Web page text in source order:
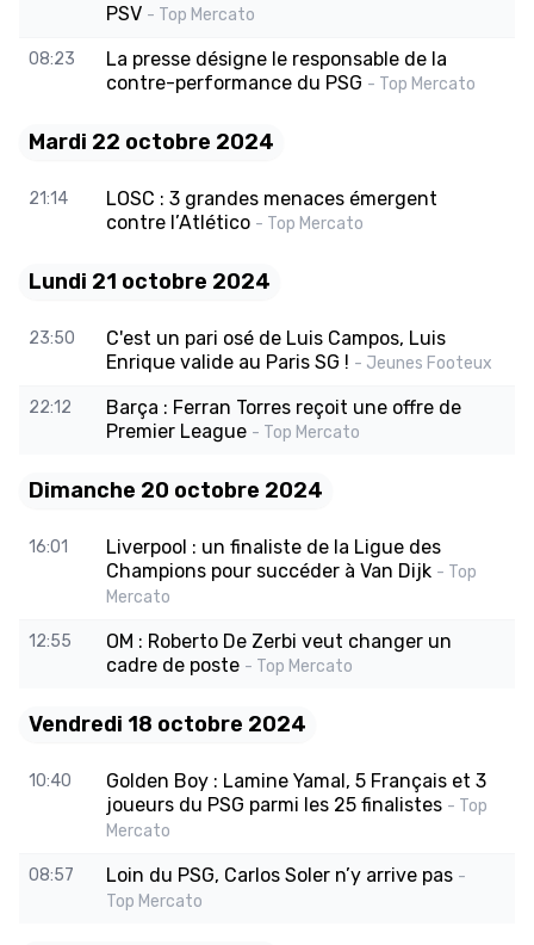
PSV - Top Mercato
08:23
La presse désigne le responsable de la
contre-performance du PSG - Top Mercato
Mardi 22 octobre 2024
21:14
LOSC : 3 grandes menaces émergent
contre l’Atlético - Top Mercato
Lundi 21 octobre 2024
23:50
C'est un pari osé de Luis Campos, Luis
Enrique valide au Paris SG ! - Jeunes Footeux
22:12
Barça : Ferran Torres reçoit une offre de
Premier League - Top Mercato
Dimanche 20 octobre 2024
16:01
Liverpool : un finaliste de la Ligue des
Champions pour succéder à Van Dijk - Top
Mercato
12:55
OM : Roberto De Zerbi veut changer un
cadre de poste - Top Mercato
Vendredi 18 octobre 2024
10:40
Golden Boy : Lamine Yamal, 5 Français et 3
joueurs du PSG parmi les 25 finalistes - Top
Mercato
08:57 Loin du PSG, Carlos Soler n’y arrive pas -
Top Mercato